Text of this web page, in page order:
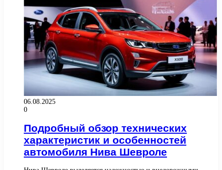
06.08.2025
0
Подробный обзор технических
характеристик и особенностей
автомобиля Нива Шевроле